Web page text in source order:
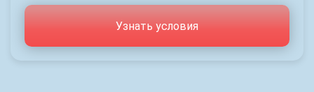
Узнать условия